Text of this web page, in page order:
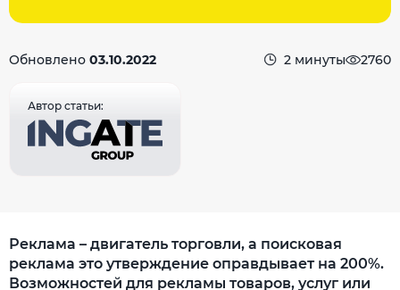
Обновлено 03.10.2022 2 минуты 2760
Автор статьи:
Реклама – двигатель торговли, а поисковая
реклама это утверждение оправдывает на 200%.
Возможностей для рекламы товаров, услуг или